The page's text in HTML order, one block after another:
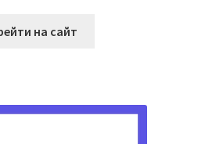
на сайт